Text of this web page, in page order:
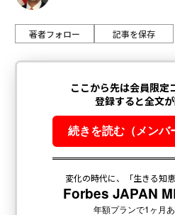
著者フォロー 記事を保存